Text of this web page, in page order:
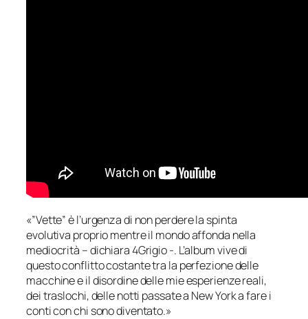
«”Vette” è l’urgenza di non perdere la spinta
evolutiva proprio mentre il mondo affonda nella
mediocrità – dichiara 4Grigio -. L’album vive di
questo conflitto costante tra la perfezione delle
macchine e il disordine delle mie esperienze reali,
dei traslochi, delle notti passate a New York a fare i
conti con chi sono diventato.»